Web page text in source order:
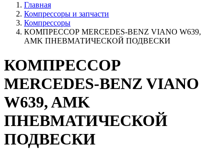
Главная
Компрессоры и запчасти
Компрессоры
КОМПРЕССОР MERCEDES-BENZ VIANO W639,
AMK ПНЕВМАТИЧЕСКОЙ ПОДВЕСКИ
КОМПРЕССОР
MERCEDES-BENZ VIANO
W639, AMK
ПНЕВМАТИЧЕСКОЙ
ПОДВЕСКИ